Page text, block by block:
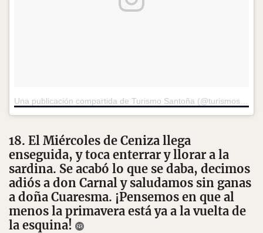
18. El Miércoles de Ceniza llega
enseguida, y toca enterrar y llorar a la
sardina. Se acabó lo que se daba, decimos
adiós a don Carnal y saludamos sin ganas
a doña Cuaresma. ¡Pensemos en que al
menos la primavera está ya a la vuelta de
la esquina!